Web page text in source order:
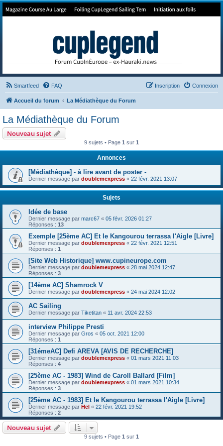
Forum de Cup In Europe
Smartfeed FAQ Connexion
Inscription
Accueil du forum La Médiathèque du Forum
La Médiathèque du Forum
Nouveau sujet
9 sujets • Page 1 sur 1
Annonces
[Médiathèque] - à lire avant de poster -
Dernier message par doublemexpress « 22 févr. 2021 13:07
Sujets
Idée de base
Dernier message par marc67 « 05 févr. 2026 01:27
Réponses : 13
Exemple [25ème AC] Et le Kangourou terrassa l'Aigle [Livre]
Dernier message par doublemexpress « 22 févr. 2021 12:51
Réponses : 1
[Site Web Historique] www.cupineurope.com
Dernier message par doublemexpress « 28 mai 2024 12:47
Réponses : 3
[14ème AC] Shamrock V
Dernier message par doublemexpress « 24 mai 2024 12:02
AC Sailing
Dernier message par Tiketitan « 11 avr. 2024 22:53
interview Philippe Presti
Dernier message par Gros « 05 oct. 2021 12:00
Réponses : 1
[31émeAC] Defi AREVA [AVIS DE RECHERCHE]
Dernier message par doublemexpress « 01 mars 2021 11:03
Réponses : 4
[25ème AC - 1983] Wind de Caroll Ballard [Film]
Dernier message par doublemexpress « 01 mars 2021 10:34
Réponses : 3
[25ème AC - 1983] Et le Kangourou terrassa l'Aigle [Livre]
Dernier message par Hel « 22 févr. 2021 19:52
Réponses : 2
Nouveau sujet
9 sujets • Page 1 sur 1